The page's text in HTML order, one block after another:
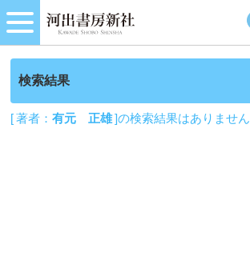
検索結果
[ 著者：有元 正雄]の検索結果はありません